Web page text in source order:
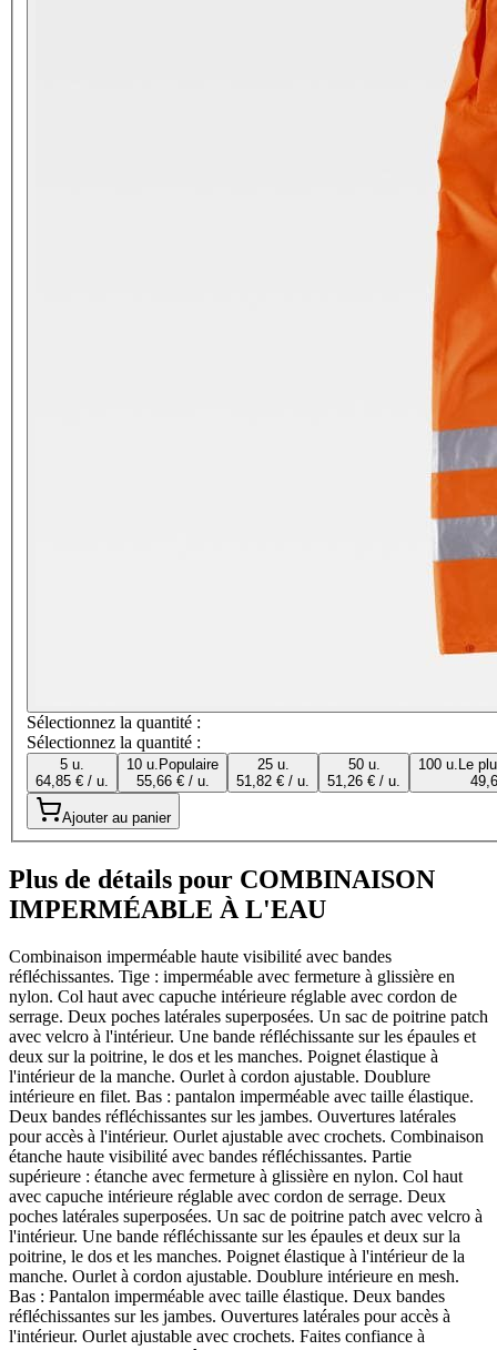
Sélectionnez la quantité :
Sélectionnez la quantité :
5 u.
64,85 € / u.
10 u. Populaire
55,66 € / u.
25 u.
51,82 € / u.
50 u.
51,26 € / u.
100 u. Le
Ajouter au panier
Plus de détails pour COMBINAISON
IMPERMÉABLE À L'EAU
Combinaison imperméable haute visibilité avec bandes
réfléchissantes. Tige : imperméable avec fermeture à glissière en
nylon. Col haut avec capuche intérieure réglable avec cordon de
serrage. Deux poches latérales superposées. Un sac de poitrine patch
avec velcro à l'intérieur. Une bande réfléchissante sur les épaules et
deux sur la poitrine, le dos et les manches. Poignet élastique à
l'intérieur de la manche. Ourlet à cordon ajustable. Doublure
intérieure en filet. Bas : pantalon imperméable avec taille élastique.
Deux bandes réfléchissantes sur les jambes. Ouvertures latérales
pour accès à l'intérieur. Ourlet ajustable avec crochets. Combinaison
étanche haute visibilité avec bandes réfléchissantes. Partie
supérieure : étanche avec fermeture à glissière en nylon. Col haut
avec capuche intérieure réglable avec cordon de serrage. Deux
poches latérales superposées. Un sac de poitrine patch avec velcro à
l'intérieur. Une bande réfléchissante sur les épaules et deux sur la
poitrine, le dos et les manches. Poignet élastique à l'intérieur de la
manche. Ourlet à cordon ajustable. Doublure intérieure en mesh.
Bas : Pantalon imperméable avec taille élastique. Deux bandes
réfléchissantes sur les jambes. Ouvertures latérales pour accès à
l'intérieur. Ourlet ajustable avec crochets. Faites confiance à